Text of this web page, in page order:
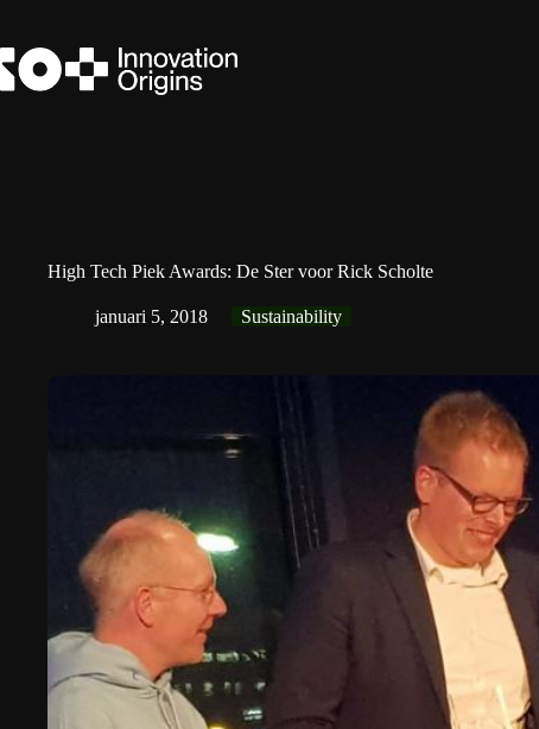
de
inhoud
High Tech Piek Awards: De Ster voor Rick Scholte
januari 5, 2018 Sustainability